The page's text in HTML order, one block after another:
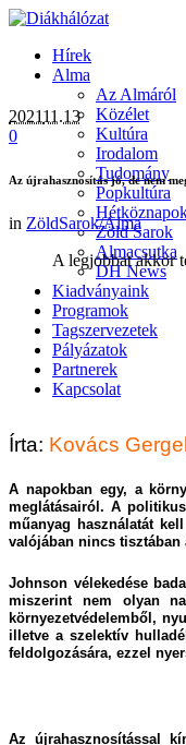
Hírek
Alma
Az Almáról
Közélet
Kultúra
Irodalom
Tudomány
Popkultúra
Zöld Sarok
Almacsutka
DH News
Kiadványaink
Programok
Tagszervezetek
Pályázatok
Partnerek
Kapcsolat
202111.13
0
Az újrahasznosítás jó, de nem
in ZöldSarok/Alma
A legjobbat akkor
Írta: Kovács
A napokban egy, a
meglátásairól. A
műanyag használatát
valójában nincs tisztában
Johnson vélekedése
miszerint nem olyan
környezetvédelemből,
illetve a szelektív
feldolgozására, ezzel
Az újrahasznosítással